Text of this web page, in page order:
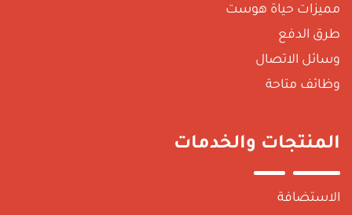
حياة هوست
الدفع
الاتصال
متاحة
والخدمات